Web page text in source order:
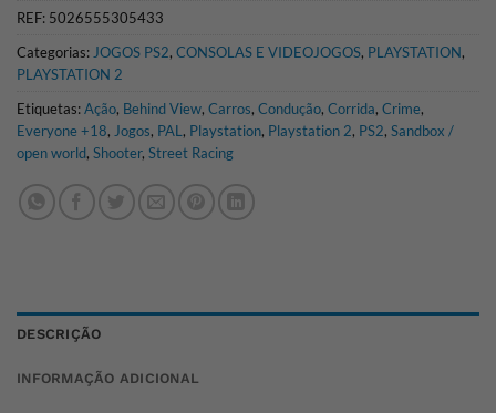
REF: 5026555305433
Categorias: JOGOS PS2, CONSOLAS E VIDEOJOGOS, PLAYSTATION,
PLAYSTATION 2
Etiquetas:Ação, Behind View, Carros, Condução, Corrida, Crime,
Everyone +18, Jogos, PAL , Playstation, Playstation 2, PS2, Sandbox /
open world, Shooter, Street Racing
DESCRIÇÃO
INFORMAÇÃO ADICIONAL